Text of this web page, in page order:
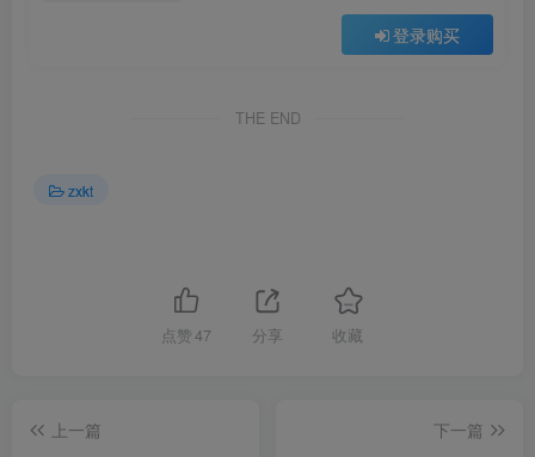
登录购买
THE END
zxkt
点赞 47 分享 收藏
上一篇
下一篇